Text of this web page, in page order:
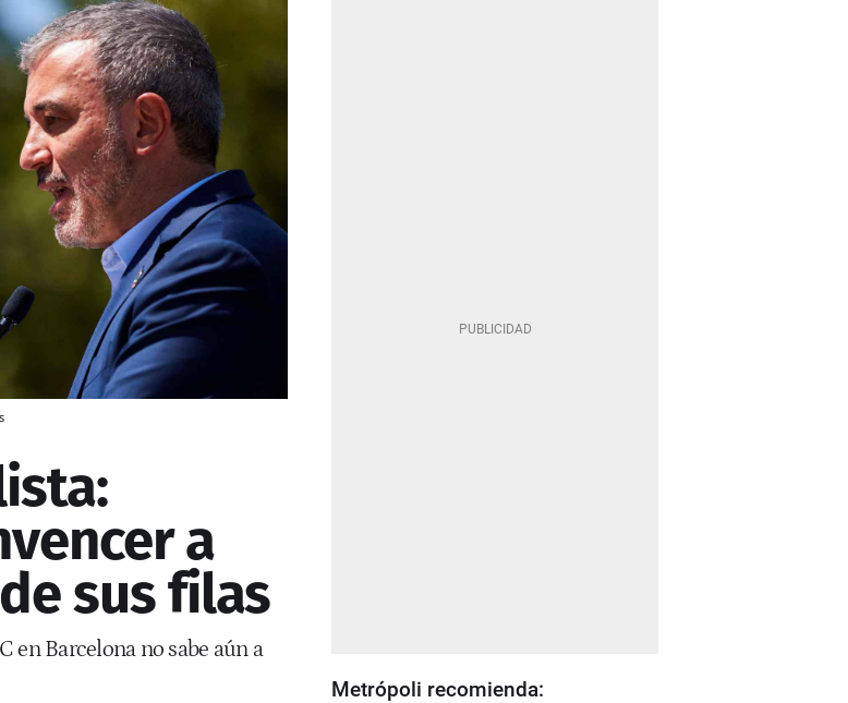
a
sus filas
en Barcelona no sabe aún a
Metrópoli recomienda: